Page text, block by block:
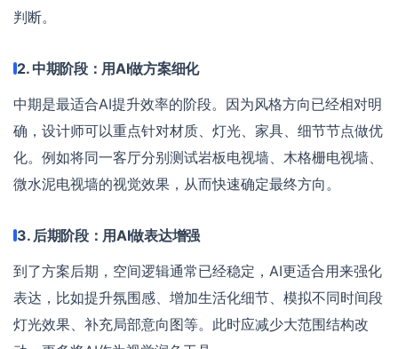
判断。
2. 中期阶段：用AI做方案细化
中期是最适合AI提升效率的阶段。因为风格方向已经相对明
确，设计师可以重点针对材质、灯光、家具、细节节点做优
化。例如将同一客厅分别测试岩板电视墙、木格栅电视墙、
微水泥电视墙的视觉效果，从而快速确定最终方向。
3. 后期阶段：用AI做表达增强
到了方案后期，空间逻辑通常已经稳定，AI更适合用来强化
表达，比如提升氛围感、增加生活化细节、模拟不同时间段
灯光效果、补充局部意向图等。此时应减少大范围结构改